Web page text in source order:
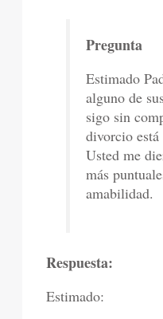
Pregunta
Estimado
alguno de
sigo sin
divorcio
Usted me
más
amabilidad.
Respuesta:
Estimado: